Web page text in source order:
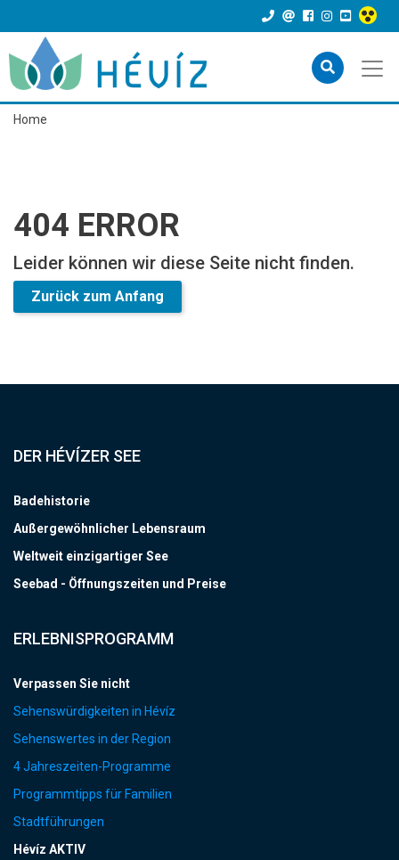
Home
404 ERROR
Leider können wir diese Seite nicht finden.
Zurück zum Anfang
DER HÉVÍZER SEE
Badehistorie
Außergewöhnlicher Lebensraum
Weltweit einzigartiger See
Seebad - Öffnungszeiten und Preise
ERLEBNISPROGRAMM
Verpassen Sie nicht
Sehenswürdigkeiten in Hévíz
Sehenswertes in der Region
4 Jahreszeiten-Programme
Programmtipps für Familien
Stadtführungen
Hévíz AKTIV